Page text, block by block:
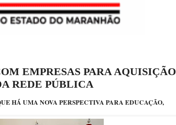
EMPRESAS PARA AQUISIÇÃO
REDE PÚBLICA
HÁ UMA NOVA PERSPECTIVA PARA EDUCAÇÃO,